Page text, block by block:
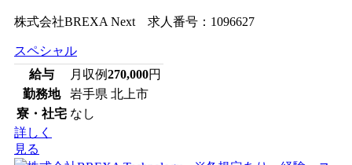
株式会社BREXA Next 求人番号：1096627
スペシャル
給与
月収例270,000円
勤務地
岩手県 北上市
寮・社宅 なし
詳しく
見る